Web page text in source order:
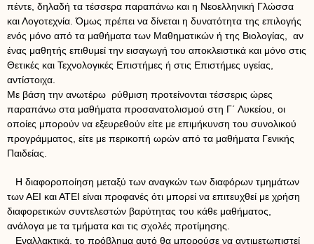
πέντε, δηλαδή τα τέσσερα παραπάνω και η Νεοελληνική Γλώσσα
και Λογοτεχνία. Όμως πρέπει να δίνεται η δυνατότητα της επιλογής
ενός μόνο από τα μαθήματα των Μαθηματικών ή της Βιολογίας, αν
ένας μαθητής επιθυμεί την εισαγωγή του αποκλειστικά και μόνο στις
Θετικές και Τεχνολογικές Επιστήμες ή στις Επιστήμες υγείας,
αντίστοιχα.
Με βάση την ανωτέρω ρύθμιση προτείνονται τέσσερις ώρες
παραπάνω στα μαθήματα προσανατολισμού στη Γ΄ Λυκείου, οι
οποίες μπορούν να εξευρεθούν είτε με επιμήκυνση του συνολικού
προγράμματος, είτε με περικοπή ωρών από τα μαθήματα Γενικής
Παιδείας.
Η διαφοροποίηση μεταξύ των αναγκών των διαφόρων τμημάτων
των ΑΕΙ και ΑΤΕΙ είναι προφανές ότι μπορεί να επιτευχθεί με χρήση
διαφορετικών συντελεστών βαρύτητας του κάθε μαθήματος,
ανάλογα με τα τμήματα και τις σχολές προτίμησης.
Εναλλακτικά, το πρόβλημα αυτό θα μπορούσε να αντιμετωπιστεί